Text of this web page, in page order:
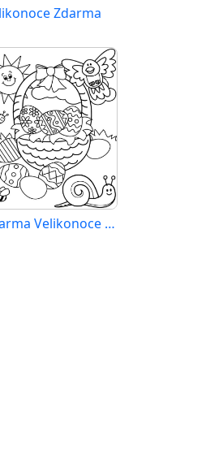
Zdarma
Zdarma Velikonoce k Tisku pro Děti